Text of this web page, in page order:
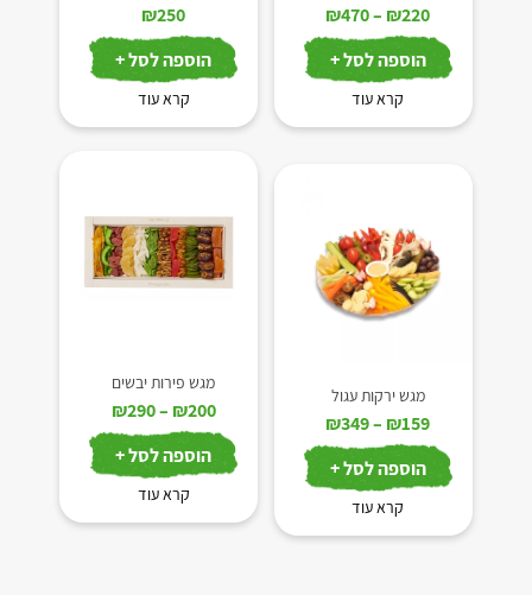
₪250
הוספה לסל +
קרא עוד
₪220
–
₪470 טווח
מחירים:
עד
הוספה לסל +
קרא עוד
מגש פירות יבשים
₪200
–
₪290
מחירים:
עד
הוספה לסל +
קרא עוד
מגש ירקות עגול
₪159
–
₪349 טווח
מחירים:
עד
הוספה לסל +
קרא עוד